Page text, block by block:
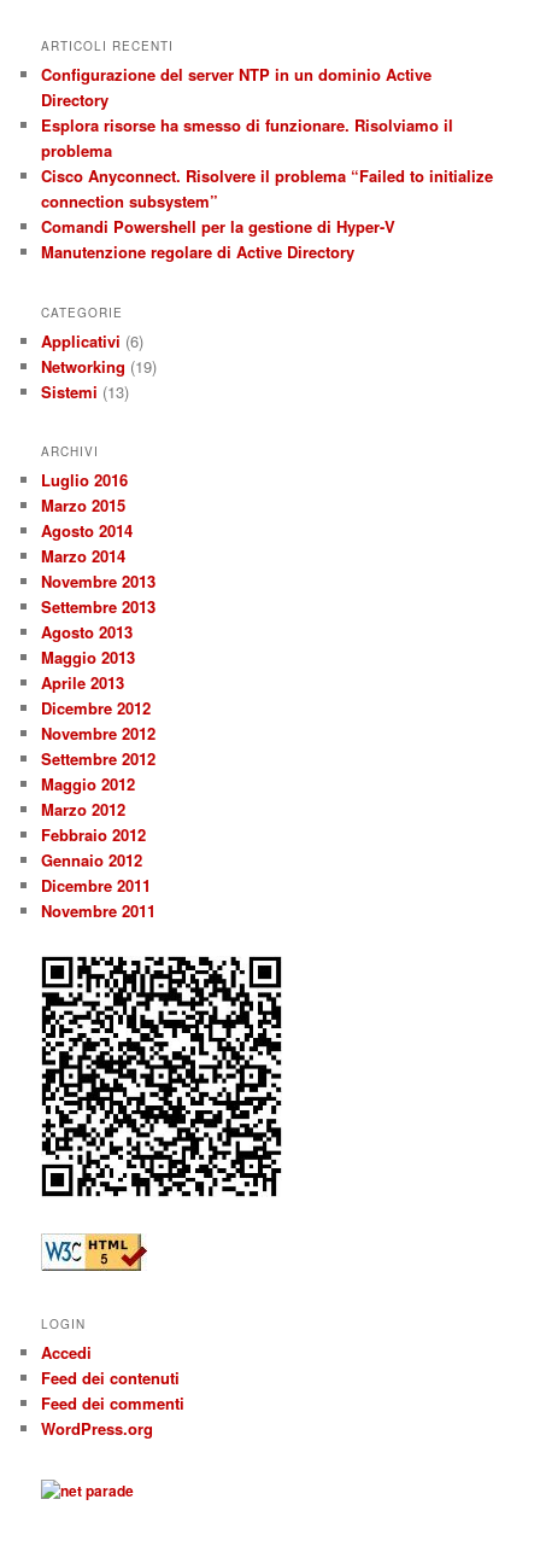
ARTICOLI RECENTI
Configurazione del server NTP in un dominio Active
Directory
Esplora risorse ha smesso di funzionare. Risolviamo il
problema
Cisco Anyconnect. Risolvere il problema “Failed to initialize
connection subsystem”
Comandi Powershell per la gestione di Hyper-V
Manutenzione regolare di Active Directory
CATEGORIE
Applicativi (6)
Networking (19)
Sistemi (13)
ARCHIVI
Luglio 2016
Marzo 2015
Agosto 2014
Marzo 2014
Novembre 2013
Settembre 2013
Agosto 2013
Maggio 2013
Aprile 2013
Dicembre 2012
Novembre 2012
Settembre 2012
Maggio 2012
Marzo 2012
Febbraio 2012
Gennaio 2012
Dicembre 2011
Novembre 2011
LOGIN
Accedi
Feed dei contenuti
Feed dei commenti
WordPress.org